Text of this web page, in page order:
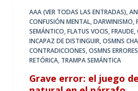
AAA (VER TODAS LAS ENTRADAS),
CONFUSIÓN MENTAL,DARWINISMO,
SEMÁNTICO,FLATUS VOCIS,FRAUDE,
INCAPAZ DE DISTINGUIR,OSMNS
CONTRADICCIONES,OSMNS ERRORES
RETÓRICA, TRAMPA SEMÁNTICA
Grave error: el juego